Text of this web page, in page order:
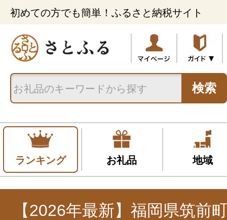
初めての方でも簡単！ふるさと納税サイト
検索
ランキング お礼品 地域
【2026年最新】福岡県筑前